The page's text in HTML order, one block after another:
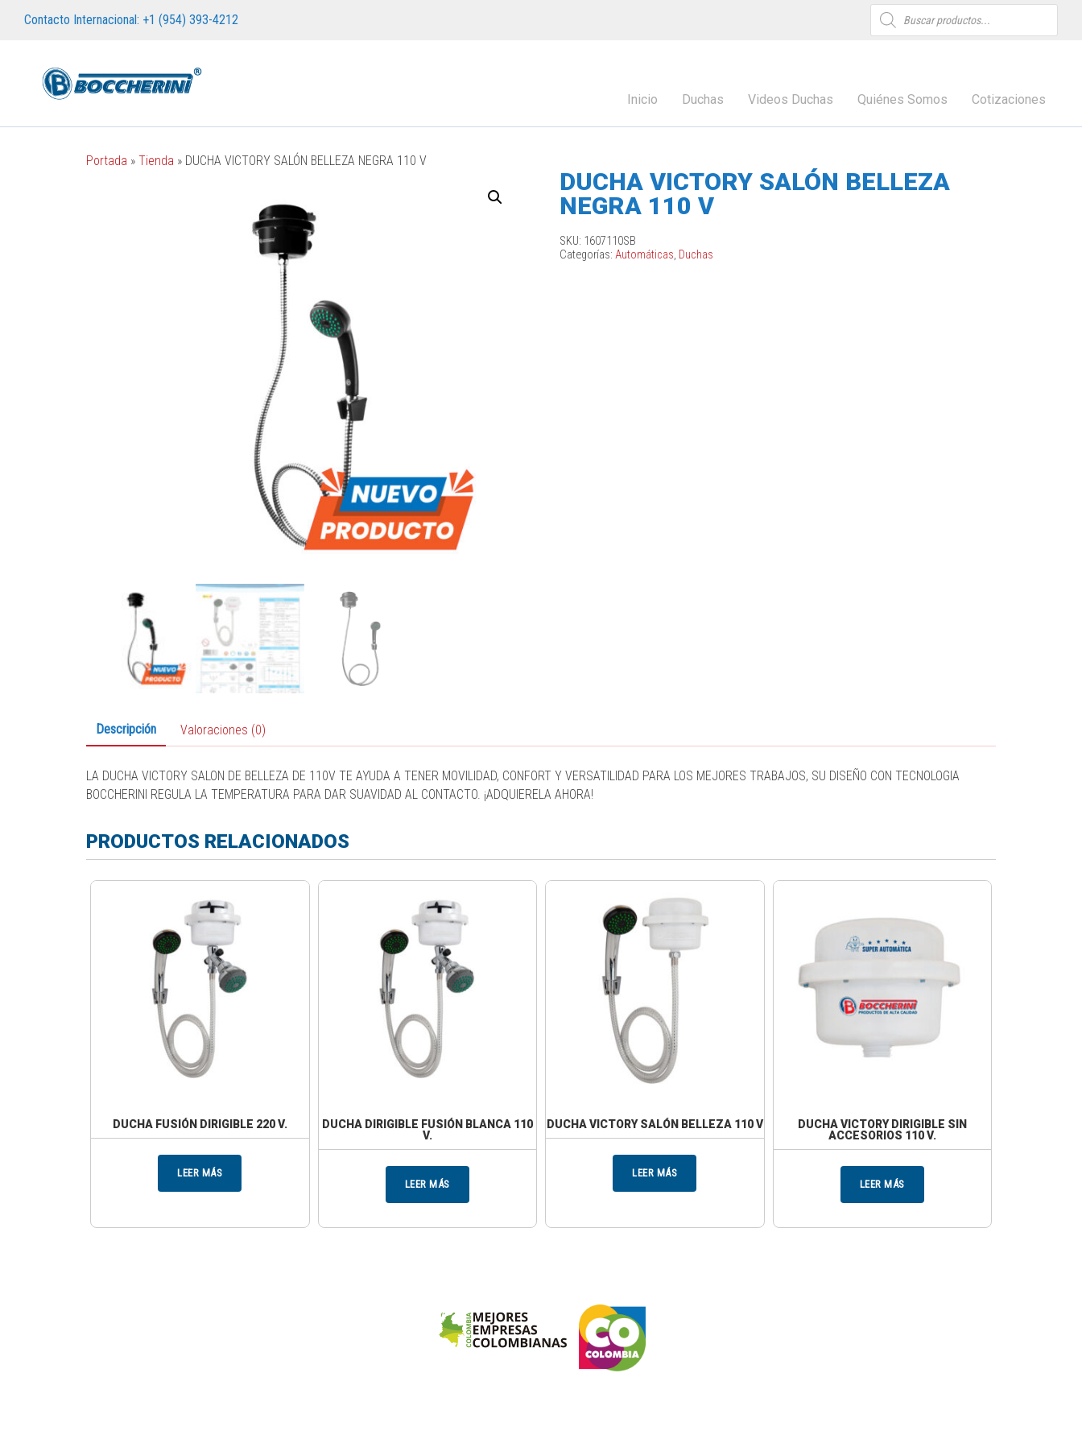
Contacto Internacional: +1 (954) 393-4212
Búsqueda
de
productos
Inicio Duchas Videos Duchas Quiénes Somos Cotizaciones
Portada » Tienda » DUCHA VICTORY SALÓN BELLEZA NEGRA 110 V
DUCHA VICTORY SALÓN BELLEZA
NEGRA 110 V
SKU: 1607110SB
Categorías: Automáticas, Duchas
Descripción Valoraciones (0)
LA DUCHA VICTORY SALON DE BELLEZA DE 110V TE AYUDA A TENER MOVILIDAD, CONFORT Y VERSATILIDAD PARA LOS MEJORES TRABAJOS, SU DISEÑO CON TECNOLOGIA
BOCCHERINI REGULA LA TEMPERATURA PARA DAR SUAVIDAD AL CONTACTO. ¡ADQUIERELA AHORA!
PRODUCTOS RELACIONADOS
DUCHA FUSIÓN DIRIGIBLE 220 V.
LEER MÁS
DUCHA DIRIGIBLE FUSIÓN BLANCA 110
V.
LEER MÁS
DUCHA VICTORY SALÓN BELLEZA 110 V
LEER MÁS
DUCHA VICTORY DIRIGIBLE SIN
ACCESORIOS 110 V.
LEER MÁS